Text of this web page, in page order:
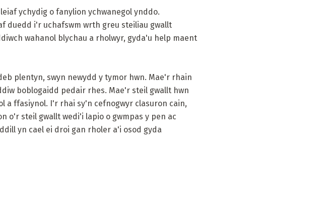
ychydig o fanylion ychwanegol ynddo.
duedd i'r uchafswm wrth greu steiliau gwallt
wahanol blychau a rholwyr, gyda'u help maent
plentyn, swyn newydd y tymor hwn. Mae'r rhain
boblogaidd pedair rhes. Mae'r steil gwallt hwn
a ffasiynol. I'r rhai sy'n cefnogwyr clasuron cain,
o'r steil gwallt wedi'i lapio o gwmpas y pen ac
yn cael ei droi gan rholer a'i osod gyda